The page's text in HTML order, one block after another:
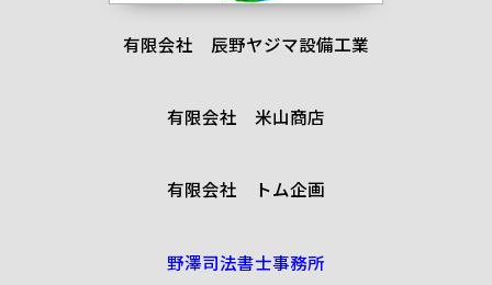
有限会社 辰野ヤジマ設備工業
有限会社 米山商店
有限会社 トム企画
野澤司法書士事務所